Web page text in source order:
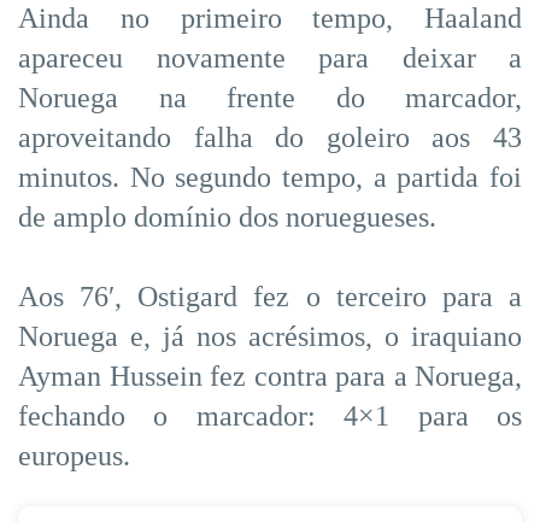
Ainda no primeiro tempo, Haaland
apareceu novamente para deixar a
Noruega na frente do marcador,
aproveitando falha do goleiro aos 43
minutos. No segundo tempo, a partida foi
de amplo domínio dos noruegueses.
Aos 76′, Ostigard fez o terceiro para a
Noruega e, já nos acrésimos, o iraquiano
Ayman Hussein fez contra para a Noruega,
fechando o marcador: 4×1 para os
europeus.